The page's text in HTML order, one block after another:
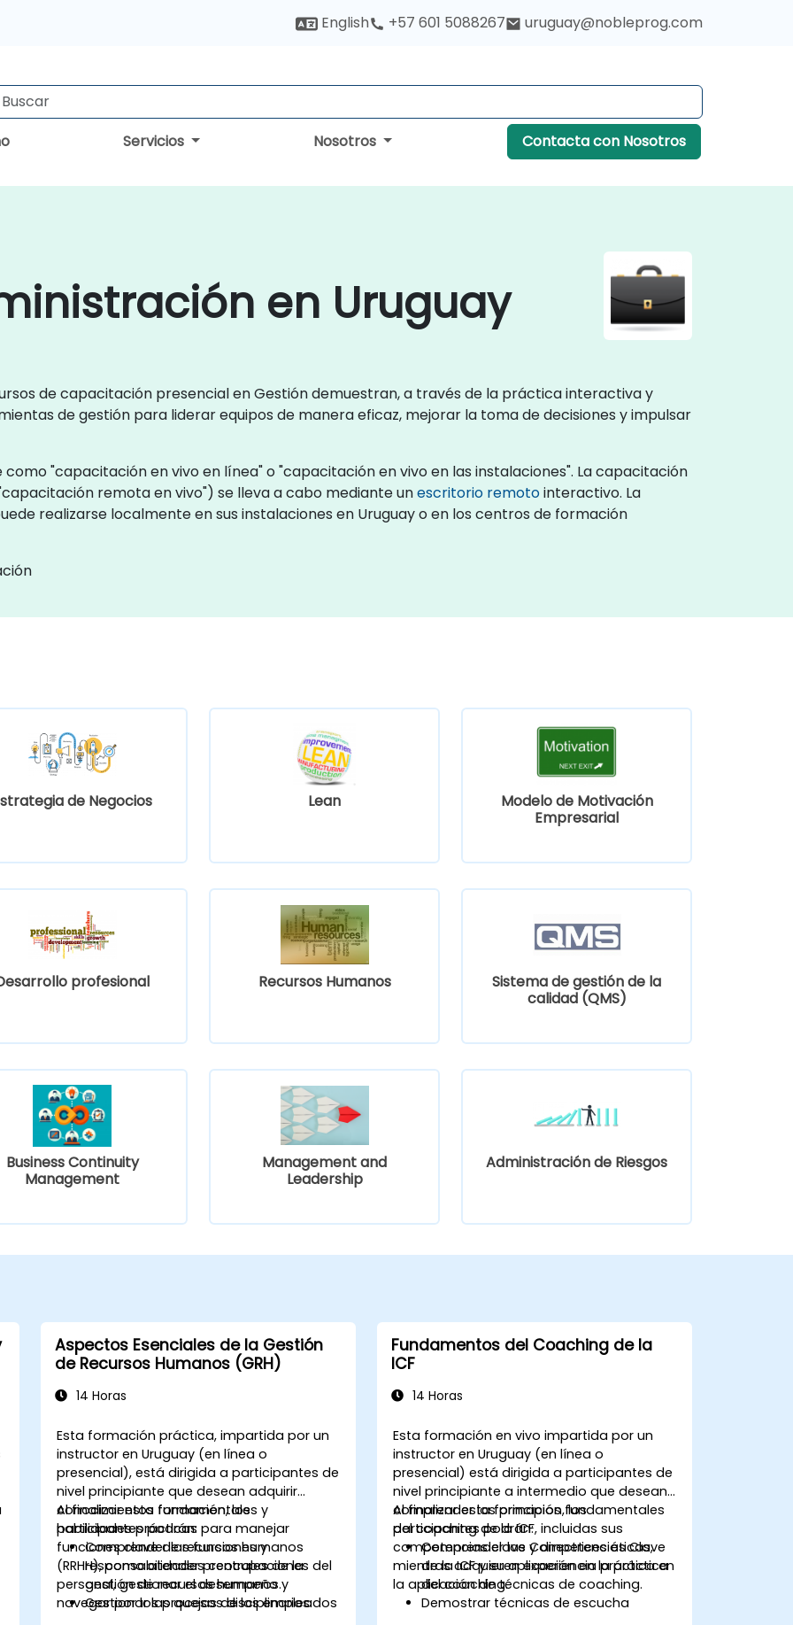
English +57 601 5088267 uruguay@nobleprog.com
Servicios Nosotros Contacta con Nosotros
en Uruguay
de capacitación presencial en Gestión demuestran, a través de la práctica interactiva y
de gestión para liderar equipos de manera eficaz, mejorar la toma de decisiones y impulsar
"capacitación en vivo en línea" o "capacitación en vivo en las instalaciones". La capacitación
remota en vivo") se lleva a cabo mediante unescritorio remotointeractivo. La
realizarse localmente en sus instalaciones en Uruguay o en los centros de formación
de Negocios Lean
Modelo de Motivación
Empresarial
profesional Recursos Humanos
Sistema de gestión de la
calidad (QMS)
Business Continuity
Management
Management and
Leadership
Administración de Riesgos
Aspectos Esenciales de la Gestión
de Recursos Humanos (GRH)
14 Horas
Esta formación práctica, impartida por un
instructor en Uruguay (en línea o
presencial), está dirigida a participantes de
nivel principiante que desean adquirir
conocimientos fundamentales y
habilidades prácticas para manejar
funciones clave de recursos humanos
(RRHH), como atender preocupaciones del
personal, gestionar el desempeño y
navegar por los procesos disciplinarios.
Al finalizar esta formación, los
participantes podrán:
Comprender las funciones y
responsabilidades centrales de la
gestión de recursos humanos.
Gestionar las quejas de los empleados
Fundamentos del Coaching de la
ICF
14 Horas
Esta formación en vivo impartida por un
instructor en Uruguay (en línea o
presencial) está dirigida a participantes de
nivel principiante a intermedio que desean
comprender los principios fundamentales
del coaching de la ICF, incluidas sus
competencias clave y directrices éticas,
mientras adquieren experiencia práctica en
la aplicación de técnicas de coaching.
Al finalizar esta formación, los
participantes podrán:
Comprender las Competencias Clave
de la ICF y su aplicación en la práctica
del coaching.
Demostrar técnicas de escucha